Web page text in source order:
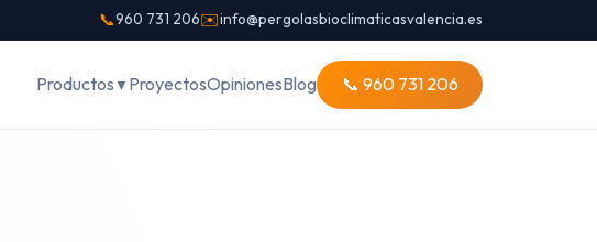
📞960 731 206✉️info@pergolasbioclimaticasvalencia.es
Productos ▼ ProyectosOpinionesBlog 📞 960 731 206